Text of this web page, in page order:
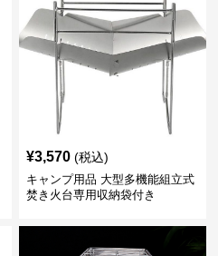
¥3,570 (税込)
キャンプ用品 大型多機能組立式
焚き火台専用収納袋付き